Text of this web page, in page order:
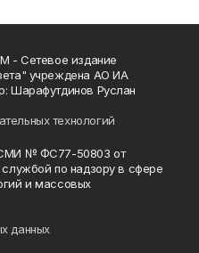
- Сетевое издание
учреждена АО ИА
Шарафутдинов Руслан
технологий
СМИ № ФС77-50803 от
по надзору в сфере
и массовых
данных